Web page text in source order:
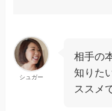
シュガー
相手の
知りた
ススメ